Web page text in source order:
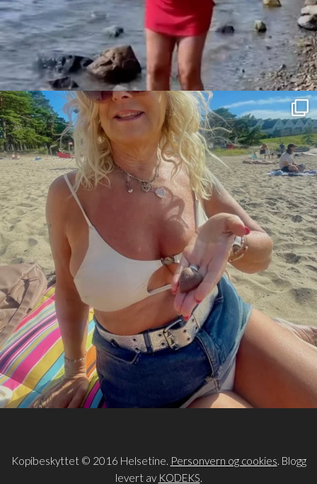
Kopibeskyttet © 2016 Helsetine. Personvern og cookies. Blogg
levert av KODEKS.